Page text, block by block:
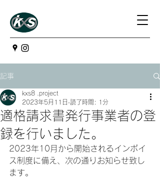
記事
適格請求書発行事業者の登
録を行いました。
kxs8 .project
2023年5月11日 読了時間: 1分
2023年10月から開始されるインボイ
ス制度に備え、次の通りお知らせ致し
ます。